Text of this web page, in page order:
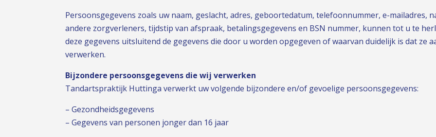
Persoonsgegevens zoals uw naam, geslacht, adres, geboortedatum, telefoonnummer, e-mailadres,
andere zorgverleners, tijdstip van afspraak, betalingsgegevens en BSN nummer, kunnen tot u te
deze gegevens uitsluitend de gegevens die door u worden opgegeven of waarvan duidelijk is dat ze
verwerken.
Bijzondere persoonsgegevens die wij verwerken
Tandartspraktijk Huttinga verwerkt uw volgende bijzondere en/of gevoelige persoonsgegevens:
– Gezondheidsgegevens
– Gegevens van personen jonger dan 16 jaar